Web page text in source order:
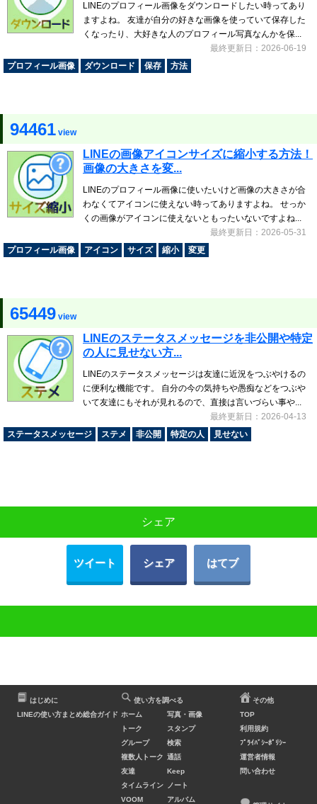
LINEのプロフィール画像をダウンロードしたい時ってあり
ますよね。 友達が自分の好きな画像を使っていて保存した
くなったり、大好きな人のプロフィール写真なんかを保...
最終更新日：2026-06-19
プロフィール画像
ダウンロード 保存 方法
94461 view
LINEの画像アイコンサイズに縮小する方法！
画像の大きさを変...
LINEのプロフィール画像に使いたいけど画像の大きさが合
わなくてアイコンに使えない時ってありますよね。 せっか
くの画像がアイコンに使えないともったいないですよね...
最終更新日：2026-05-31
プロフィール画像
アイコン サイズ 縮小 変更
65449 view
LINEのステータスメッセージを非公開や特定
の人に見せない方...
LINEのステータスメッセージは友達に近況をつぶやけるの
に便利な機能です。 自分の今の気持ちや愚痴などをつぶや
いて友達にもそれが見れるので、直接は言いづらい事や...
最終更新日：2026-04-13
ステータスメッセージ
ステメ 非公開 特定の人 見せない
シェア
ツイート シェア はてブ
はじめに
LINEの使い方まとめ総合ガイド
使い方を調べる
ホーム
トーク
グループ
複数人トーク
友達
タイムライン
VOOM
写真・画像
スタンプ
検索
通話
Keep
ノート
アルバム
その他
TOP
利用規約
ﾌﾟﾗｲﾊﾞｼｰﾎﾟﾘｼｰ
運営者情報
問い合わせ